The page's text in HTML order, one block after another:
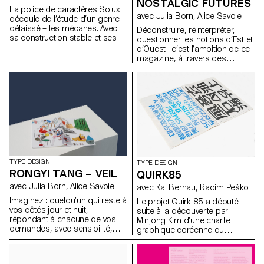
combinant ces différents styles
dans une famille de caractères
unifiée.
La police de caractères Solux
découle de l’étude d’un genre
délaissé – les mécanes. Avec
sa construction stable et ses
fonctionnelle, intemporelle
plutôt qu’à la mode. Solux Italic,
spectre des applications
possibles. Prenant source dans
les mécanes de logos tels que
ceux de la marque automobile
Honda, qui souvent font preuve
d’une remarquable stabilité et
solidité, Solux ambitionne
d’offrir une contribution
contemporaine à la
typographie imprimée et au
domaine de la signalétique.
NOSTALGIC FUTURES
avec Julia Born, Alice Savoie
Déconstruire, réinterpréter,
questionner les notions d’Est et
d’Ouest : c’est l’ambition de ce
magazine, à travers des
regards croisés entre Orient et
Occident. Dans un monde
multiculturel et globalisé, les
questions d’identités sont
devenues majeures dans la
mise en question des
incompréhensions entre
cultures. « Nostalgic Futures »
met la notion de « l’autre » en
évènements passés, des
problèmes actuels et des
spéculations sur l’avenir. Plutôt
que de chercher à convaincre,
il intègre ces narratifs dans une
composition qui mélange des
points de vue, grâce aux
contributions d’auteur·rice·s, de
photographes et de
chercheur·euse·s. Américano-
Libanaise, j’ai connu ces deux
TYPE DESIGN
RONGYI TANG – VEIL
avec Julia Born, Alice Savoie
Imaginez : quelqu’un qui reste à
vos côtés jour et nuit,
répondant à chacune de vos
demandes, avec sensibilité,
sensualité ; quelqu’un qui ne
TYPE DESIGN
QUIRK85
avec Kai Bernau, Radim Peško
Le projet Quirk 85 a débuté
suite à la découverte par
Minjong Kim d’une charte
graphique coréenne du
tournant des années 1970–
1980. Il s’associe alors avec
Juan Jun Feng, avec qui il